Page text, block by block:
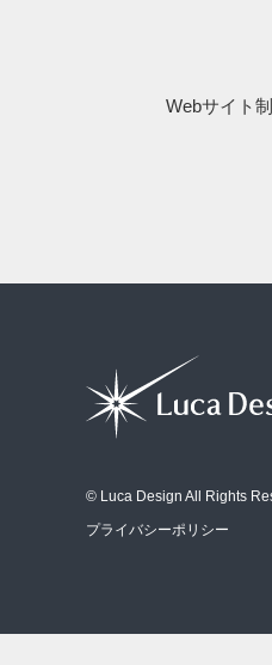
Webサイト
© Luca Design All Rights
プライバシーポリシー